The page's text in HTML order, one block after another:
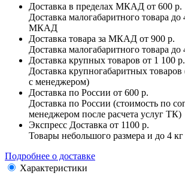
Доставка в пределах МКАД от 600 р.
Доставка малогабаритного товара до
МКАД
Доставка товара за МКАД от 900 р.
Доставка малогабаритного товара
Доставка крупных товаров от 1 100 р.
Доставка крупногабаритных
с менеджером)
Доставка по России от 600 р.
Доставка по России (стоимость по
менеджером после расчета услуг ТК)
Экспресс Доставка от 1100 р.
Товары небольшого размера и до 4
Подробнее о доставке
Характеристики